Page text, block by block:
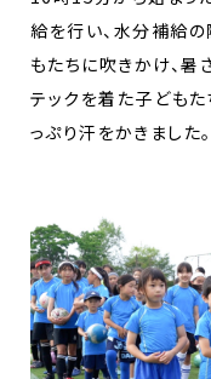
給を行い、水分補給
もたちに吹きかけ、暑
テックを着た子どもた
っぷり汗をかきました。